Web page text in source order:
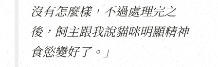
沒有怎麼樣，不過處理完之
後，飼主跟我說貓咪明顯精神
食慾變好了。」